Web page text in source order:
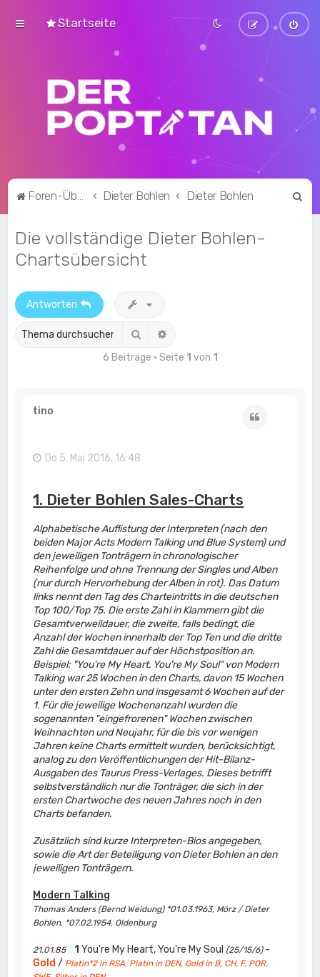
Startseite
Foren-Übersicht Dieter Bohlen Dieter Bohlen
Die vollständige Dieter Bohlen-
Chartsübersicht
Antworten
Suche
6 Beiträge • Seite 1 von 1
tino
Do 5. Mai 2016, 16:48
1. Dieter Bohlen Sales-Charts
Alphabetische Auflistung der Interpreten (nach den
beiden Major Acts Modern Talking und Blue System) und
den jeweiligen Tonträgern in chronologischer
Reihenfolge und ohne Trennung der Singles und Alben
(nur durch Hervorhebung der Alben in rot). Das Datum
links nennt den Tag des Charteintritts in die deutschen
Top 100/Top 75. Die erste Zahl in Klammern gibt die
Gesamtverweildauer, die zweite, falls bedingt, die
Anzahl der Wochen innerhalb der Top Ten und die dritte
Zahl die Gesamtdauer auf der Höchstposition an.
Beispiel: "You're My Heart, You're My Soul" von Modern
Talking war 25 Wochen in den Charts, davon 15 Wochen
unter den ersten Zehn und insgesamt 6 Wochen auf der
1. Für die jeweilige Wochenanzahl wurden die
sogenannten "eingefrorenen" Wochen zwischen
Weihnachten und Neujahr, für die bis vor wenigen
Jahren keine Charts ermittelt wurden, berücksichtigt,
analog zu den Veröffentlichungen der Hit-Bilanz-
Ausgaben des Taurus Press-Verlages. Dieses betrifft
selbstverständlich nur die Tonträger, die sich in der
ersten Chartwoche des neuen Jahres noch in den
Charts befanden.
Zusätzlich sind kurze Interpreten-Bios angegeben,
sowie die Art der Beteiligung von Dieter Bohlen an den
jeweiligen Tonträgern.
Modern Talking
Thomas Anders (Bernd Weidung) *01.03.1963, Mörz / Dieter
Bohlen, *07.02.1954, Oldenburg
21.01.85 01 You're My Heart, You're My Soul (25/15/6)-
Gold / Platin*2 in RSA, Platin in DEN, Gold in B, CH, F, POR,